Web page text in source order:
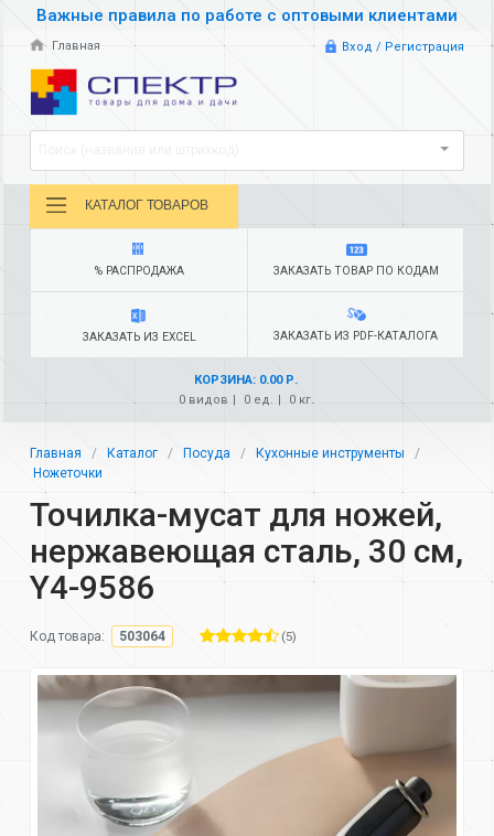
Важные правила по работе с оптовыми клиентами
Главная Вход / Регистрация
КАТАЛОГ ТОВАРОВ
% РАСПРОДАЖА ЗАКАЗАТЬ ТОВАР ПО КОДАМ
ЗАКАЗАТЬ ИЗ EXCEL ЗАКАЗАТЬ ИЗ PDF-КАТАЛОГА
КОРЗИНА: 0.00 Р.
0 видов
0 ед. 0 кг.
Главная Каталог Посуда
Кухонные инструменты
Ножеточки
Точилка-мусат для ножей,
нержавеющая сталь, 30 см,
Y4-9586
Код товара: 503064 (5)